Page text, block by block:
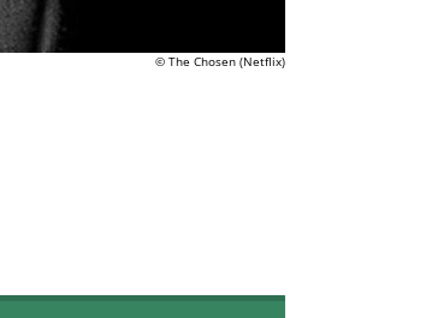
© The Chosen (Netflix)